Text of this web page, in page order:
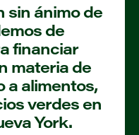
sin ánimo de
de
financiar
materia de
a alimentos,
verdes en
York.